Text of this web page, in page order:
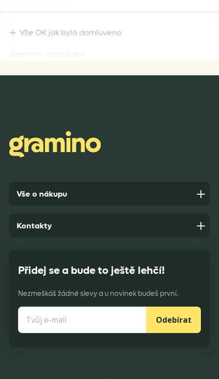
Vše OK jak bylo domluveno
Anonym,před 7 dny
Vše o nákupu
Přidej se a bude to ještě lehčí!
Nezmeškáš žádné slevy a u novinek budeš první.
Odebírat
Kontakty